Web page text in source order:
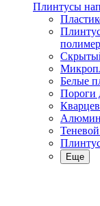
Плинтусы
Белые
Пороги
Еще